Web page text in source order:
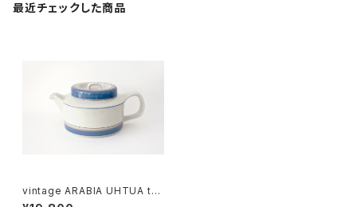
最近チェックした商品
vintage ARABIA UHTUA te
apot + strainer / ヴィンテー